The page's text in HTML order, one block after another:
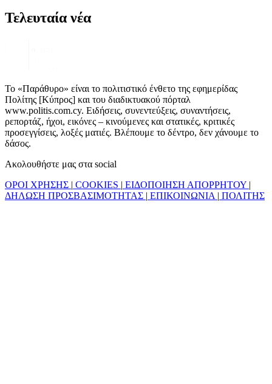
Τελευταία νέα
Το «Παράθυρο» είναι το πολιτιστικό ένθετο της εφημερίδας
Πολίτης [Κύπρος] και του διαδικτυακού πόρταλ
www.politis.com.cy. Ειδήσεις, συνεντεύξεις, συναντήσεις,
ρεπορτάζ, ήχοι, εικόνες – κινούμενες και στατικές, κριτικές
προσεγγίσεις, λοξές ματιές. Βλέπουμε το δέντρο, δεν χάνουμε το
δάσος.
Ακολουθήστε μας στα social
ΟΡΟΙ ΧΡΗΣΗΣ | COOKIES | ΕΙΔΟΠΟΙΗΣΗ ΑΠΟΡΡΗΤΟΥ |
ΔΗΛΩΣΗ ΠΡΟΣΒΑΣΙΜΟΤΗΤΑΣ | ΕΠΙΚΟΙΝΩΝΙΑ | ΠΟΛΙΤΗΣ